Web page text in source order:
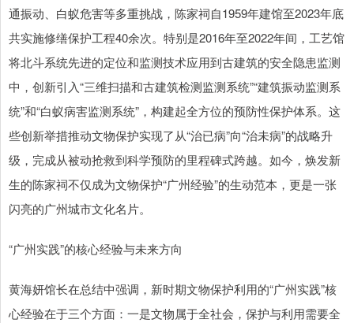
通振动、白蚁危害等多重挑战，陈家祠自1959年建馆至2023年底
共实施修缮保护工程40余次。特别是2016年至2022年间，工艺馆
将北斗系统先进的定位和监测技术应用到古建筑的安全隐患监测
中，创新引入“三维扫描和古建筑检测监测系统”“建筑振动监测系
统”和“白蚁病害监测系统”，构建起全方位的预防性保护体系。这
些创新举措推动文物保护实现了从“治已病”向“治未病”的战略升
级，完成从被动抢救到科学预防的里程碑式跨越。如今，焕发新
生的陈家祠不仅成为文物保护“广州经验”的生动范本，更是一张
闪亮的广州城市文化名片。
“广州实践”的核心经验与未来方向
黄海妍馆长在总结中强调，新时期文物保护利用的“广州实践”核
心经验在于三个方面：一是文物属于全社会，保护与利用需要全